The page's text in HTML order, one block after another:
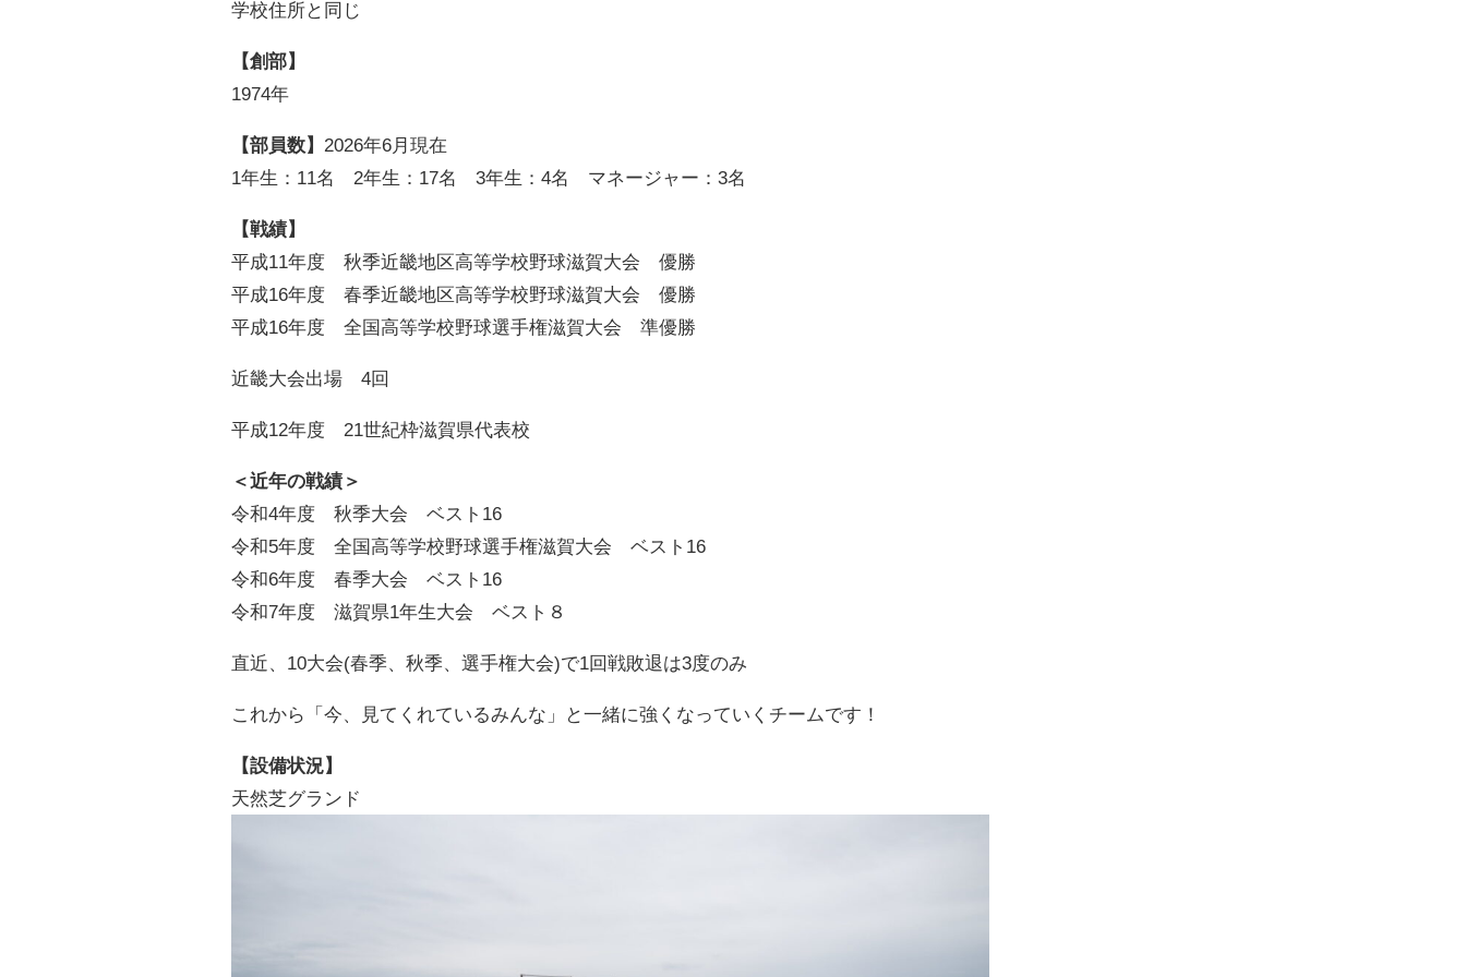
学校住所と同じ
【創部】
1974年
【部員数】 2026年6月現在
1年生：11名 2年生：17名 3年生：4名 マネージャー：3名
【戦績】
平成11年度 秋季近畿地区高等学校野球滋賀大会 優勝
平成16年度 春季近畿地区高等学校野球滋賀大会 優勝
平成16年度 全国高等学校野球選手権滋賀大会 準優勝
近畿大会出場 4回
平成12年度 21世紀枠滋賀県代表校
＜近年の戦績＞
令和4年度 秋季大会 ベスト 16
令和5年度 全国高等学校野球選手権滋賀大会 ベスト 16
令和6年度 春季大会 ベスト 16
令和7年度 滋賀県1年生大会 ベスト８
直近、10大会(春季、秋季、選手権大会)で1 回戦敗退は3度のみ
これから「今、見てくれているみんな」と一緒に強くなっていくチームです！
【設備状況】
天然芝グランド